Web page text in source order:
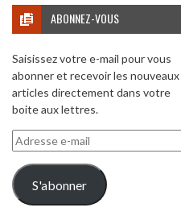
ABONNEZ-VOUS
Saisissez votre e-mail pour vous
abonner et recevoir les nouveaux
articles directement dans votre
boite aux lettres.
Adresse
e-
mail
S'abonner